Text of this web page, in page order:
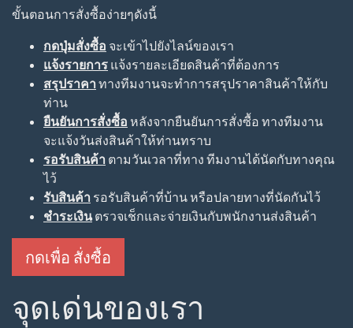
ขั้นตอนการสั่งซื้อง่ายๆดังนี้
กดปุ่มสั่งซื้อ จะเข้าไปยังไลน์ของเรา
แจ้งรายการ แจ้งรายละเอียดสินค้าที่ต้องการ
สรุปราคา ทางทีมงานจะทำการสรุปราคาสินค้าให้กับ
ท่าน
ยืนยันการสั่งซื้อ หลังจากยืนยันการสั่งซื้อ ทางทีมงาน
จะแจ้งวันส่งสินค้าให้ท่านทราบ
รอรับสินค้า ตามวันเวลาที่ทาง ทีมงานได้นัดกับทางคุณ
ไว้
รับสินค้า รอรับสินค้าที่บ้าน หรือปลายทางที่นัดกันไว้
ชำระเงินตรวจเช็กและจ่ายเงินกับพนักงานส่งสินค้า
กดเพื่อ สั่งซื้อ
จุดเด่นของเรา